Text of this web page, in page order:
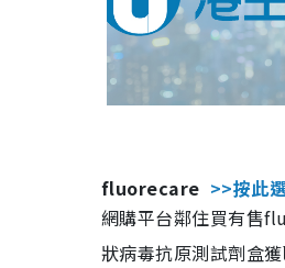
fluorecare >>按此
網購平台鄰住買有售
狀病毒抗原測試劑盒